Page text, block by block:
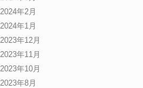
2024年2月
2024年1月
2023年12月
2023年11月
2023年10月
2023年8月